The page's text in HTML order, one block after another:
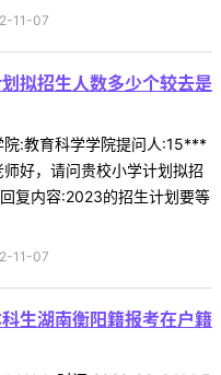
11-07
拟招生人数多少个较去是
:教育科学学院提问人:15***
好，请问贵校小学计划拟招
复内容:2023的招生计划要等
11-07
生湖南衡阳籍报考在户籍